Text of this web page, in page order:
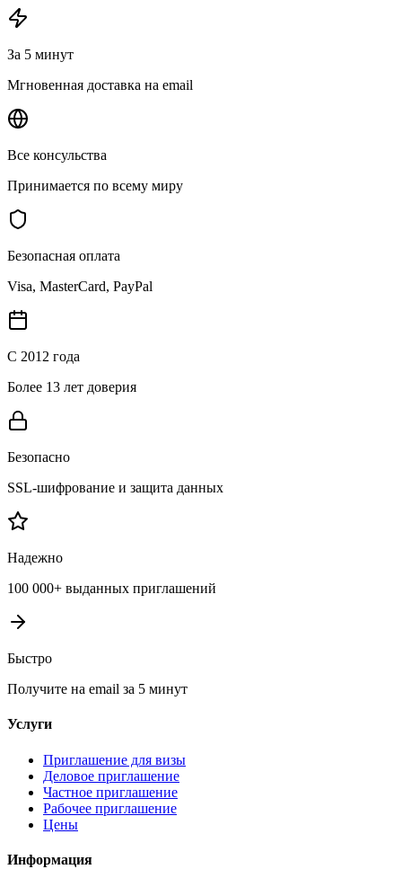
За 5 минут
Мгновенная доставка на email
Все консульства
Принимается по всему миру
Безопасная оплата
Visa, MasterCard, PayPal
С 2012 года
Более 13 лет доверия
Безопасно
SSL-шифрование и защита данных
Надежно
100 000+ выданных приглашений
Быстро
Получите на email за 5 минут
Услуги
Приглашение для визы
Деловое приглашение
Частное приглашение
Рабочее приглашение
Цены
Информация